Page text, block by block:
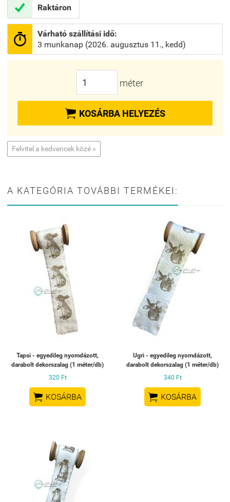
 Raktáron

Várható szállítási idő:
3 munkanap (2026. augusztus 11., kedd)
méter
 KOSÁRBA HELYEZÉS
Felvitel a kedvencek közé »
A KATEGÓRIA TOVÁBBI TERMÉKEI:
Tapsi - egyedileg nyomdázott,
darabolt dekorszalag (1 méter/db)
320 Ft
 KOSÁRBA
Ugri - egyedileg nyomdázott,
darabolt dekorszalag (1 méter/db)
340 Ft
 KOSÁRBA